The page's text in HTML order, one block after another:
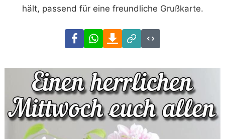
hält, passend für eine freundliche Grußkarte.
FacebookWhatsAppDownload
Link
Code